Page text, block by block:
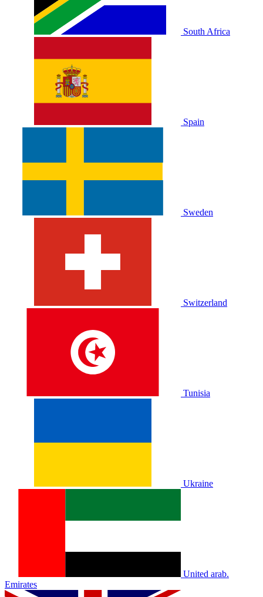
South Africa
Spain
Sweden
Switzerland
Tunisia
Ukraine
United arab.
Emirates